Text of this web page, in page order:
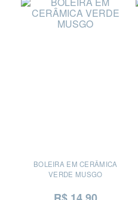
BOLEIRA EM CERÂMICA
VERDE MUSGO